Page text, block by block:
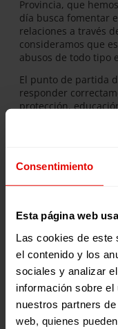
Consentimiento
Esta página web
Las cookies de este
el contenido y los
sociales y analizar
información sobre el
nuestros partners
web, quienes
Provincia, que
día busca fomentar
relaciones a través
consideramos que
abusos de todo tipo
El punto de partida
responder
protección,
marzo es: “ME-